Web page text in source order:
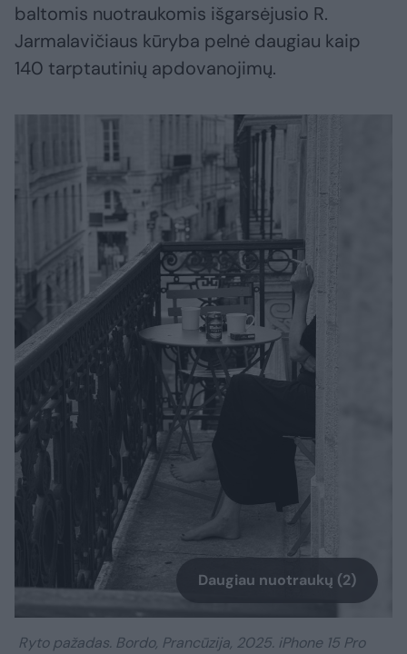
baltomis nuotraukomis išgarsėjusio R.
Jarmalavičiaus kūryba pelnė daugiau kaip
140 tarptautinių apdovanojimų.
Daugiau nuotraukų (2)
Ryto pažadas. Bordo, Prancūzija, 2025. iPhone 15 Pro